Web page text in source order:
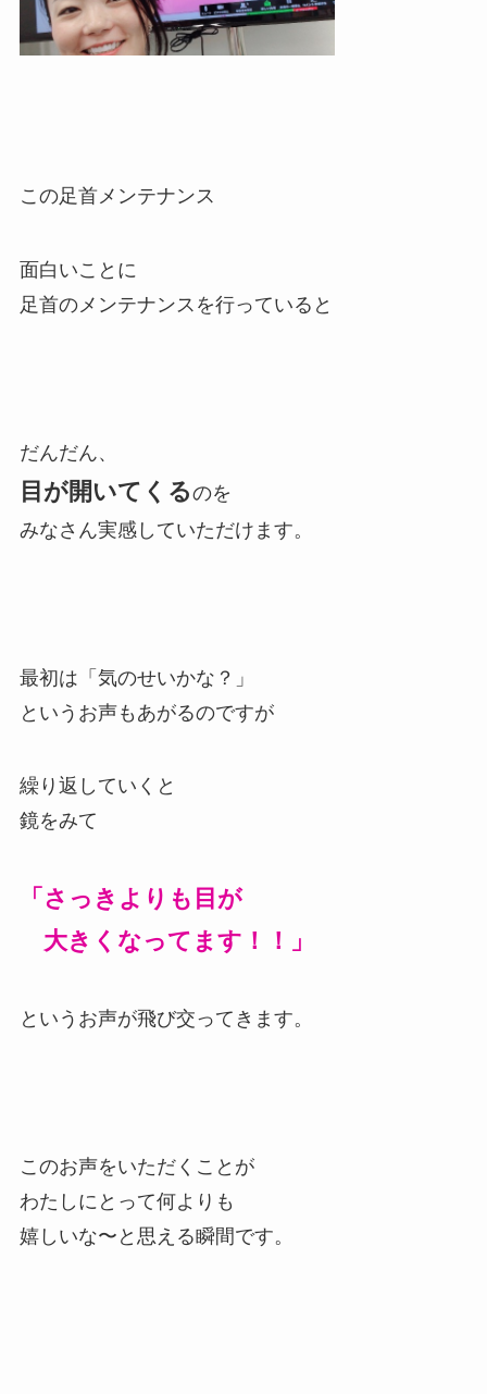
この足首メンテナンス
面白いことに
足首のメンテナンスを行っていると
だんだん、
目が開いてくるのを
みなさん実感していただけます。
最初は「気のせいかな？」
というお声もあがるのですが
繰り返していくと
鏡をみて
「さっきよりも目が
大きくなってます！！」
というお声が飛び交ってきます。
このお声をいただくことが
わたしにとって何よりも
嬉しいな〜と思える瞬間です。